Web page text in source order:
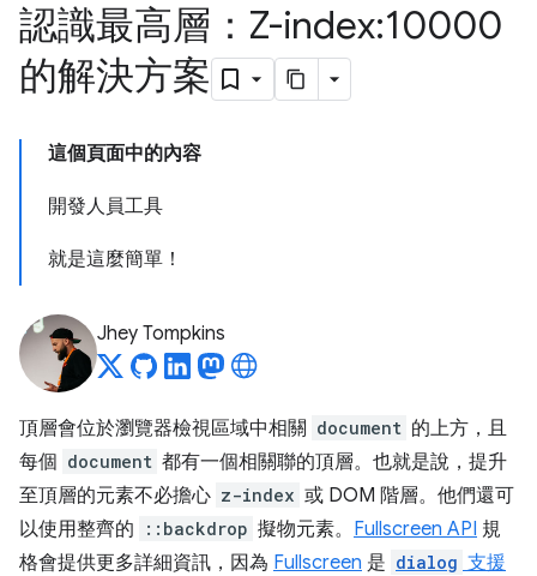
認識最高層：Z-index:10000
的解決方案
這個頁面中的內容
開發人員工具
就是這麼簡單！
Jhey Tompkins
頂層會位於瀏覽器檢視區域中相關 document 的上方，且
每個 document 都有一個相關聯的頂層。也就是說，提升
至頂層的元素不必擔心 z-index 或 DOM 階層。他們還可
以使用整齊的
::backdrop 擬物元素。 Fullscreen API 規
格會提供更多詳細資訊，因為 Fullscreen 是 dialog 支援